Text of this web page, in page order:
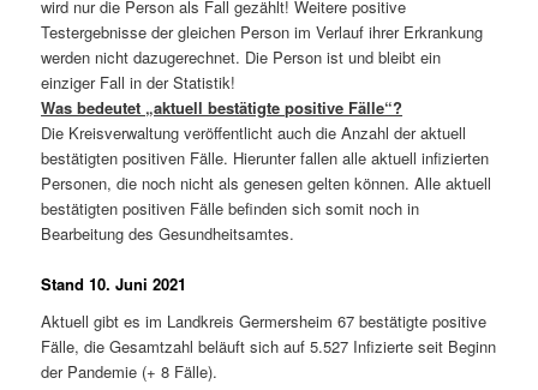
wird nur die Person als Fall gezählt! Weitere positive
Testergebnisse der gleichen Person im Verlauf ihrer Erkrankung
werden nicht dazugerechnet. Die Person ist und bleibt ein
einziger Fall in der Statistik!
Was bedeutet „aktuell bestätigte positive Fälle“?
Die Kreisverwaltung veröffentlicht auch die Anzahl der aktuell
bestätigten positiven Fälle. Hierunter fallen alle aktuell infizierten
Personen, die noch nicht als genesen gelten können. Alle aktuell
bestätigten positiven Fälle befinden sich somit noch in
Bearbeitung des Gesundheitsamtes.
Stand 10. Juni 2021
Aktuell gibt es im Landkreis Germersheim 67 bestätigte positive
Fälle, die Gesamtzahl beläuft sich auf 5.527 Infizierte seit Beginn
der Pandemie (+ 8 Fälle).